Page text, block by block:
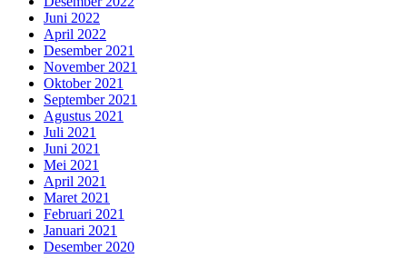
Juni 2022
April 2022
Desember 2021
November 2021
Oktober 2021
September 2021
Agustus 2021
Juli 2021
Juni 2021
Mei 2021
April 2021
Maret 2021
Februari 2021
Januari 2021
Desember 2020